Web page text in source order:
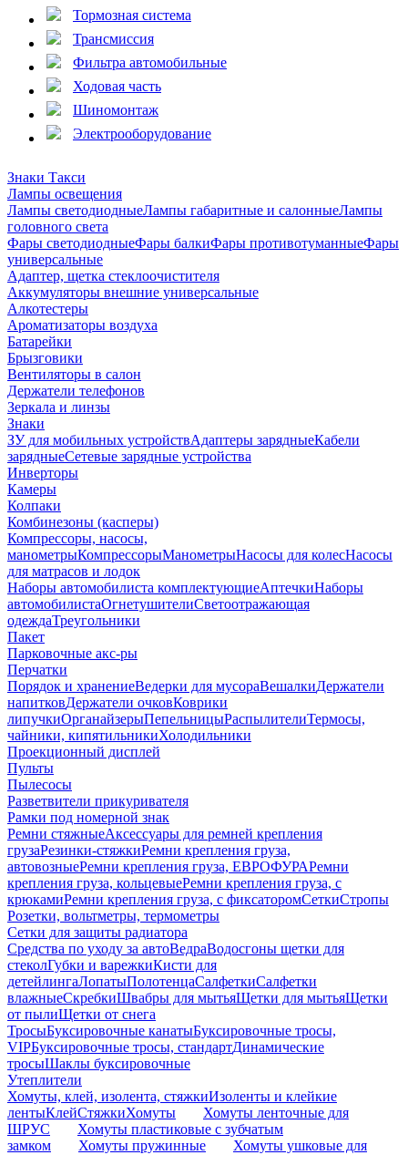
Тормозная система
Трансмиссия
Фильтра автомобильные
Ходовая часть
Шиномонтаж
Электрооборудование
Знаки Такси
Лампы освещения
Лампы светодиодныеЛампы габаритные и салонныеЛампы
головного света
Фары светодиодныеФары балкиФары противотуманныеФары
универсальные
Адаптер, щетка стеклоочистителя
Аккумуляторы внешние универсальные
Алкотестеры
Ароматизаторы воздуха
Батарейки
Брызговики
Вентиляторы в салон
Держатели телефонов
Зеркала и линзы
Знаки
ЗУ для мобильных устройствАдаптеры зарядныеКабели
зарядныеСетевые зарядные устройства
Инверторы
Камеры
Колпаки
Комбинезоны (касперы)
Компрессоры, насосы,
манометрыКомпрессорыМанометрыНасосы для колесНасосы
для матрасов и лодок
Наборы автомобилиста комплектующиеАптечкиНаборы
автомобилистаОгнетушителиСветоотражающая
одеждаТреугольники
Пакет
Парковочные акс-ры
Перчатки
Порядок и хранениеВедерки для мусораВешалкиДержатели
напитковДержатели очковКоврики
липучкиОрганайзерыПепельницыРаспылителиТермосы,
чайники, кипятильникиХолодильники
Проекционный дисплей
Пульты
Пылесосы
Разветвители прикуривателя
Рамки под номерной знак
Ремни стяжныеАксессуары для ремней крепления
грузаРезинки-стяжкиРемни крепления груза,
автовозныеРемни крепления груза, ЕВРОФУРАРемни
крепления груза, кольцевыеРемни крепления груза, с
крюкамиРемни крепления груза, с фиксаторомСеткиСтропы
Розетки, вольтметры, термометры
Сетки для защиты радиатора
Средства по уходу за автоВедраВодосгоны щетки для
стеколГубки и варежкиКисти для
детейлингаЛопатыПолотенцаСалфеткиСалфетки
влажныеСкребкиШвабры для мытьяЩетки для мытьяЩетки
от пылиЩетки от снега
ТросыБуксировочные канатыБуксировочные тросы,
VIPБуксировочные тросы, стандартДинамические
тросыШаклы буксировочные
Утеплители
Хомуты, клей, изолента, стяжкиИзоленты и клейкие
лентыКлейСтяжкиХомуты
Хомуты ленточные для
ШРУС
Хомуты пластиковые с зубчатым
замком
Хомуты пружинные
Хомуты ушковые для